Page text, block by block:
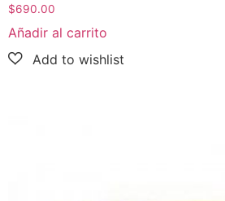
$690.00
Añadir al carrito